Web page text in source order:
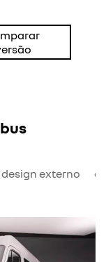
design externo